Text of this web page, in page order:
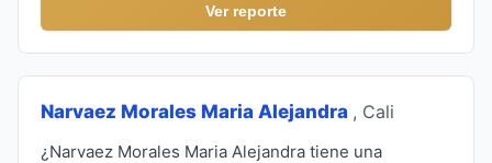
Ver reporte
Narvaez Morales Maria Alejandra , Cali
¿Narvaez Morales Maria Alejandra tiene una